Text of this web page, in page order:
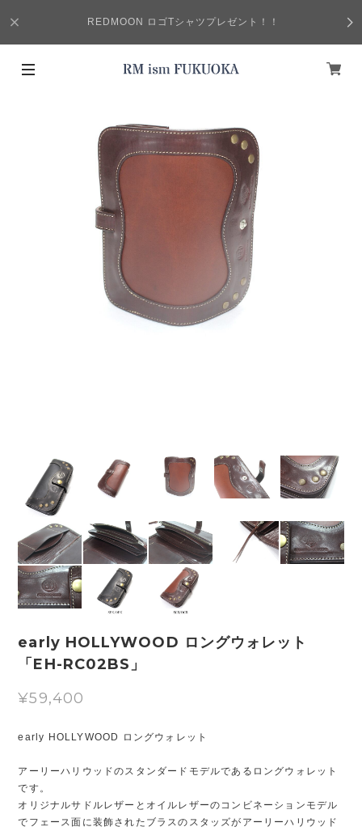
REDMOON ロゴTシャツプレゼント！！
early HOLLYWOOD ロングウォレット
「EH-RC02BS」
¥59,400
early HOLLYWOOD ロングウォレット
アーリーハリウッドのスタンダードモデルであるロングウォレット
です。
オリジナルサドルレザーとオイルレザーのコンビネーションモデル
でフェース面に装飾されたブラスのスタッズがアーリーハリウッド